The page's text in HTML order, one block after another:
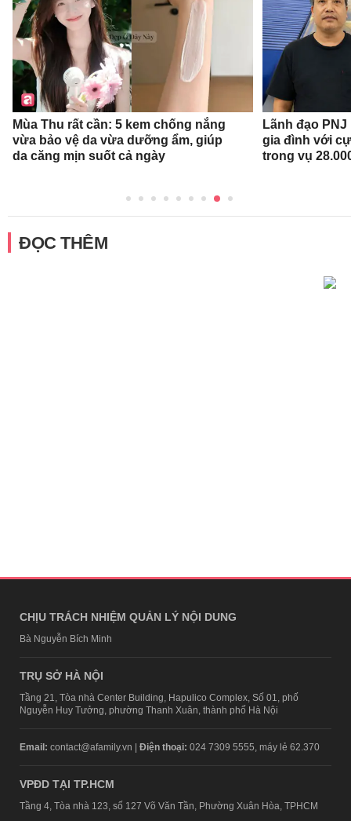
Mùa Thu rất cần: 5 kem chống nắng
vừa bảo vệ da vừa dưỡng ẩm, giúp
da căng mịn suốt cả ngày
Lãnh đạo
gia đình với
trong vụ
ĐỌC THÊM
CHỊU TRÁCH NHIỆM QUẢN LÝ NỘI DUNG
Bà Nguyễn Bích Minh
TRỤ SỞ HÀ NỘI
Tầng 21, Tòa nhà Center Building, Hapulico Complex, Số 01, phố
Nguyễn Huy Tưởng, phường Thanh Xuân, thành phố Hà Nội
Email: contact@afamily.vn | Điện thoại: 024 7309 5555, máy lẻ 62.370
VPĐD TẠI TP.HCM
Tầng 4, Tòa nhà 123, số 127 Võ Văn Tần, Phường Xuân Hòa, TPHCM